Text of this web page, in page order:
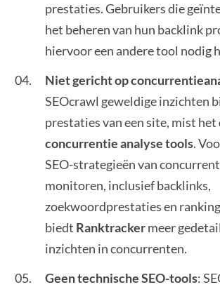
prestaties. Gebruikers die
het beheren van hun backlink
hiervoor een andere tool nodig
Niet gericht op
SEOcrawl geweldige inzichten
prestaties van een site, mist het
concurrentie analyse tools.
SEO-strategieën van
monitoren, inclusief backlinks,
zoekwoordprestaties en
biedt Ranktrackermeer
inzichten in concurrenten.
Geen technische SEO-tools: